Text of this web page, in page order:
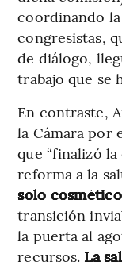
coordinando
congresistas,
de diálogo,
trabajo que se
En contraste,
la Cámara por
que “finalizó
reforma a la
solo
transición
la puerta al
recursos. La